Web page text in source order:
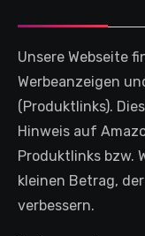
Unsere Webseite
Werbeanzeigen
(Produktlinks).
Hinweis auf
Produktlinks bzw.
kleinen Betrag,
verbessern.